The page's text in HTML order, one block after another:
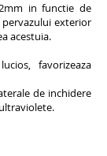
in functie de
exterior
acestuia.
favorizeaza
de inchidere